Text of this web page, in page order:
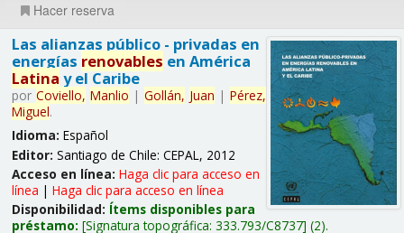
Hacer reserva
Las alianzas público - privadas en
energías renovables en América
Latina y el Caribe
por Coviello, Manlio | Gollán, Juan | Pérez,
Miguel.
Idioma: Español
Editor: Santiago de Chile: CEPAL, 2012
Acceso en línea: Haga clic para acceso en
línea | Haga clic para acceso en línea
Disponibilidad: Ítems disponibles para
préstamo: Signatura topográfica: 333.793/C8737 (2).